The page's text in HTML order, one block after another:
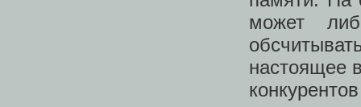
может
настоящее